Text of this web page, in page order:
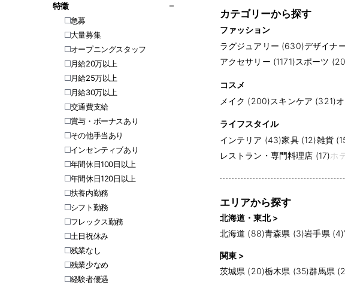
特徵
急募
大量募集
オープニングスタッフ
月給20万以上
月給25万以上
月給30万以上
交通費支給
賞与・ボーナスあり
その他手当あり
インセンティブあり
年間休日100日以上
年間休日120日以上
扶養内勤務
シフト勤務
フレックス勤務
土日祝休み
残業なし
残業少なめ
経験者優遇
カテゴリーから探す
ファッション
ラグジュアリー (630)デザイナ
アクセサリー (1171)スポーツ
コスメ
メイク (200)スキンケア (321)
ライフスタイル
インテリア (43)家具 (12)雑貨
レストラン・専門料理店 (17)ホ
エリアから探す
北海道・東北 >
北海道 (88)青森県 (3)岩手県 (4)
関東 >
茨城県 (20)栃木県 (35)群馬県